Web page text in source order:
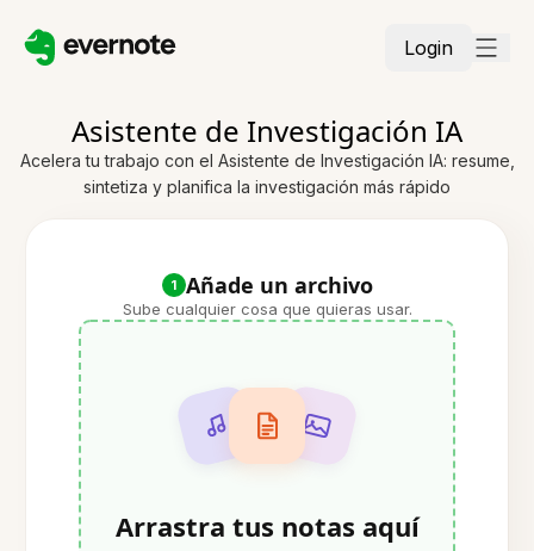
Login
Asistente de Investigación IA
Acelera tu trabajo con el Asistente de Investigación IA: resume,
sintetiza y planifica la investigación más rápido
1 Añade un archivo
Sube cualquier cosa que quieras usar.
Arrastra tus notas aquí